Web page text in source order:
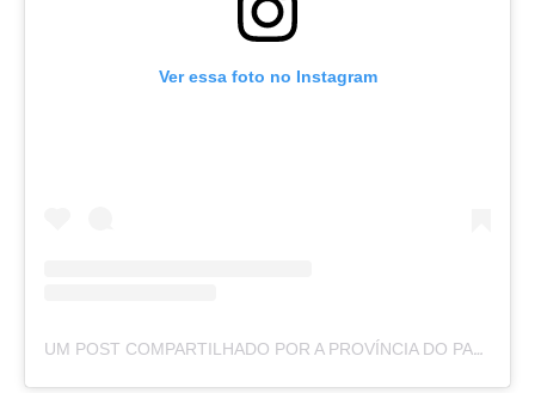
Ver essa foto no Instagram
UM POST COMPARTILHADO POR A PROVÍNCIA DO PARÁ (@APROVINCIADOPARA)